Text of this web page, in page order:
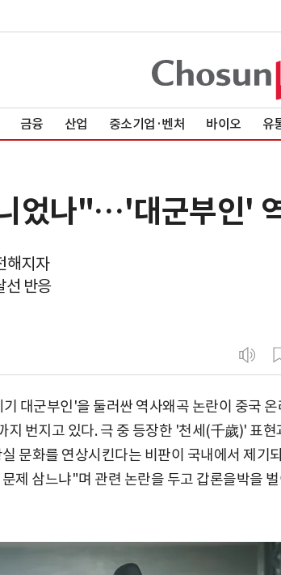
금융 산업 중소기업·벤처 바이오 유
었나"…'대군부인'
해지자
선 반응
대군부인'을 둘러싼 역사왜곡 논란이 중국 온
지 번지고 있다. 극 중 등장한 '천세(千歲)' 표현
문화를 연상시킨다는 비판이 국내에서 제기
제 삼느냐"며 관련 논란을 두고 갑론을박을